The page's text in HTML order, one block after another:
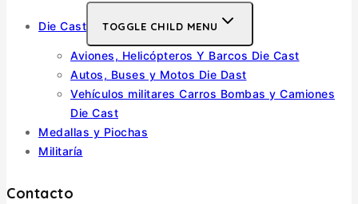
Die Cast TOGGLE CHILD MENU
Aviones, Helicópteros Y Barcos Die Cast
Autos, Buses y Motos Die Dast
Vehículos militares Carros Bombas y Camiones
Die Cast
Medallas y Piochas
Militaría
Contacto